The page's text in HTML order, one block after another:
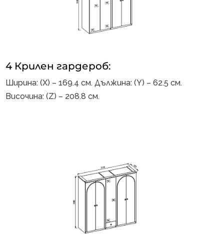
4 Крилен гардероб:
Ширина: (X) – 169.4 см. Дължина: (Y) – 62.5 см.
Височина: (Z) – 208.8 см.